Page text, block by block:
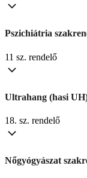
Pszichiátria
11 sz. rendelő
Ultrahang (hasi
18. sz. rendelő
Nőgyógyászat